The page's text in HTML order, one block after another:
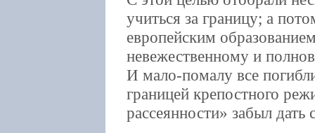
учиться за границу; а
европейским
невежественному и
И мало-помалу все
границей крепостного
рассеянности» забыл